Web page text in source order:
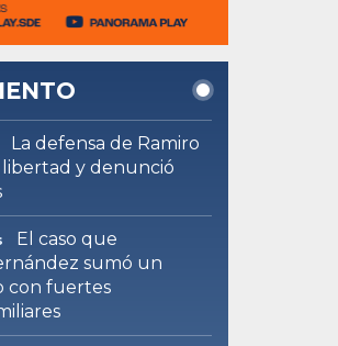
La defensa de Ramiro
y denunció
El caso que
sumó un
con fuertes